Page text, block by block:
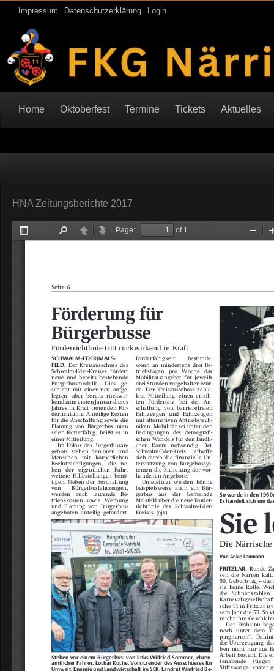
Impressum Datenschutzerklärung Login
Home Oktoberfest Termine Tickets Aktuelles
HNA Zeitungsberichte 2017